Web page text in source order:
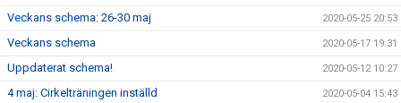
Veckans schema: 26-30 maj 2020-05-25 20:53
Veckans schema 2020-05-17 19:31
Uppdaterat schema! 2020-05-12 10:27
4 maj: Cirkelträningen inställd 2020-05-04 15:43